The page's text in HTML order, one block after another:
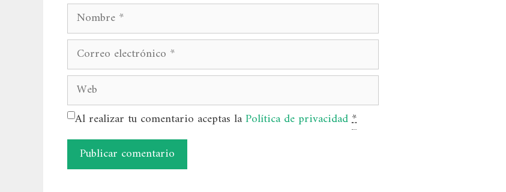
Nombre
Correo
electrónico
Web
Al realizar tu comentario aceptas laPolítica de privacidad*